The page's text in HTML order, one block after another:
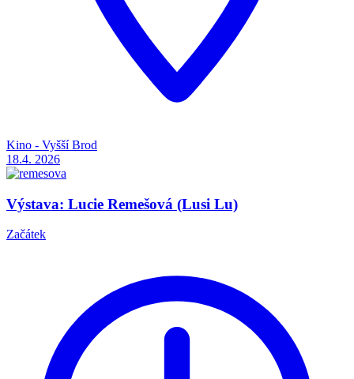
Kino - Vyšší Brod
18.4. 2026
Výstava: Lucie Remešová (Lusi Lu)
Začátek